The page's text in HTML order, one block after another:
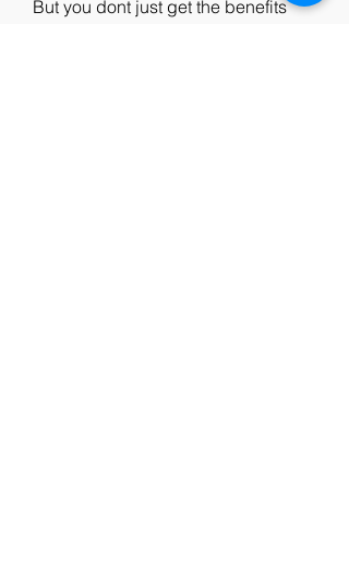
But you dont just get the benefits